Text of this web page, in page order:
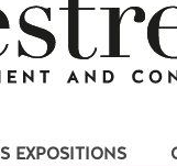
EXPOSITIONS